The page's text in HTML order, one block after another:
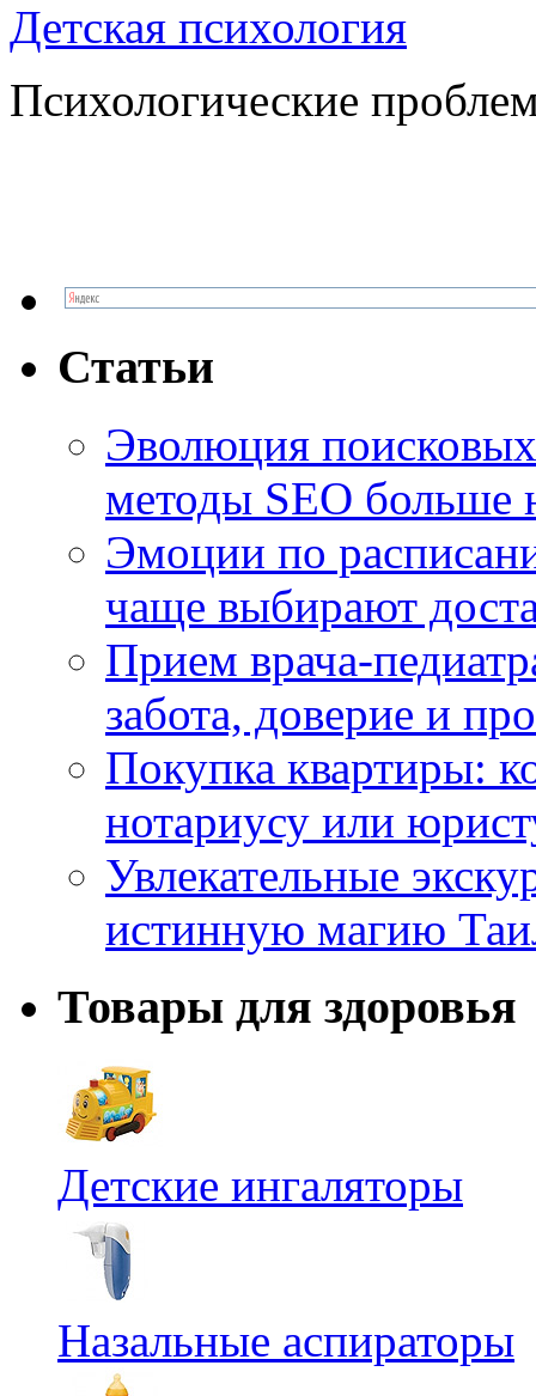
Детская психология
Психологические
Статьи
Эволюция
методы SEO больше
Эмоции по
чаще выбирают
Прием врача-
забота, доверие и
Покупка квартиры:
нотариусу или
Увлекательные
истинную магию
Товары для здоровья
Детские ингаляторы
Назальные аспираторы